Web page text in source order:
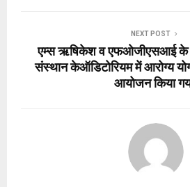
NEXT POST
एम्स ऋषिकेश व एफओजीएसआई के
संस्थान केऑडिटोरियम में आरोग्य
आयोजन किया